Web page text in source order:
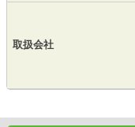
取扱会社